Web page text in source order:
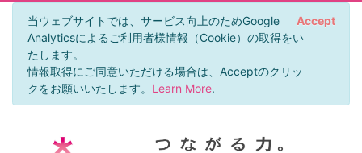
当ウェブサイトでは、サービス向上のためGoogle
Analyticsによるご利用者様情報（Cookie）の取得をい
たします。
情報取得にご同意いただける場合は、Acceptのクリッ
クをお願いいたします。 Learn More.
Accept